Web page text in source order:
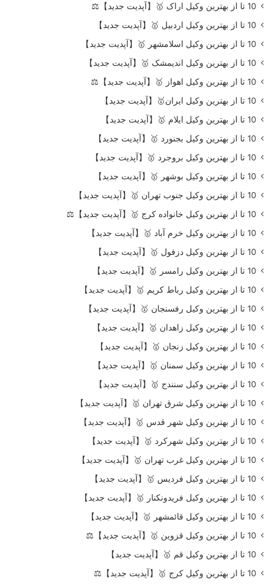
10 تا از بهترین وکیل اراک 🥇【آپدیت جدید】⚖️
10 تا از بهترین وکیل اردبیل 🥇【آپدیت جدید】
10 تا از بهترین وکیل اسلامشهر 🥇【آپدیت جدید】
10 تا از بهترین وکیل اندیمشک 🥇【آپدیت جدید】
10 تا از بهترین وکیل اهواز 🥇【آپدیت جدید】⚖️
10 تا از بهترین وکیل ایران🥇【آپدیت جدید】
10 تا از بهترین وکیل ایلام 🥇【آپدیت جدید】
10 تا از بهترین وکیل بجنورد 🥇【آپدیت جدید】
10 تا از بهترین وکیل بروجرد 🥇【آپدیت جدید】
10 تا از بهترین وکیل بوشهر 🥇【آپدیت جدید】
10 تا از بهترین وکیل جنوب تهران 🥇【آپدیت جدید】
10 تا از بهترین وکیل خانواده کرج 🥇【آپدیت جدید】⚖️
10 تا از بهترین وکیل خرم آباد 🥇【آپدیت جدید】
10 تا از بهترین وکیل دزفول 🥇【آپدیت جدید】
10 تا از بهترین وکیل رامسر 🥇【آپدیت جدید】
10 تا از بهترین وکیل رباط کریم 🥇【آپدیت جدید】
10 تا از بهترین وکیل رفسنجان 🥇【آپدیت جدید】
10 تا از بهترین وکیل زاهدان 🥇【آپدیت جدید】
10 تا از بهترین وکیل زنجان 🥇【آپدیت جدید】
10 تا از بهترین وکیل سمنان 🥇【آپدیت جدید】
10 تا از بهترین وکیل سنندج 🥇【آپدیت جدید】
10 تا از بهترین وکیل شرق تهران 🥇【آپدیت جدید】
10 تا از بهترین وکیل شهر قدس 🥇【آپدیت جدید】
10 تا از بهترین وکیل شهرکرد 🥇【آپدیت جدید】
10 تا از بهترین وکیل غرب تهران 🥇【آپدیت جدید】
10 تا از بهترین وکیل فردیس 🥇【آپدیت جدید】
10 تا از بهترین وکیل فریدونکنار 🥇【آپدیت جدید】
10 تا از بهترین وکیل قائمشهر 🥇【آپدیت جدید】
10 تا از بهترین وکیل قزوین 🥇【آپدیت جدید】⚖️
10 تا از بهترین وکیل قم 🥇【آپدیت جدید】
10 تا از بهترین وکیل کرج 🥇【آپدیت جدید】⚖️